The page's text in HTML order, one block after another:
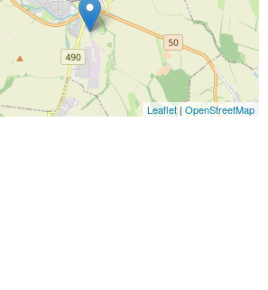
Leaflet | OpenStreetMap